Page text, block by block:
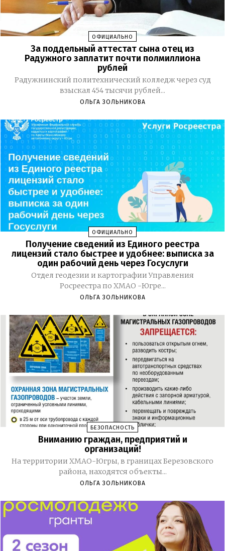
ОФИЦИАЛЬНО
За поддельный аттестат сына отец из
Радужного заплатит почти полмиллиона
рублей
Радужнинский политехнический колледж через суд
взыскал 454 тысячи рублей...
ОЛЬГА ЗОЛЬНИКОВА
ОФИЦИАЛЬНО
Получение сведений из Единого реестра
лицензий стало быстрее и удобнее: выписка за
один рабочий день через Госуслуги
Отдел геодезии и картографии Управления
Росреестра по ХМАО -Югре...
ОЛЬГА ЗОЛЬНИКОВА
БЕЗОПАСНОСТЬ
Вниманию граждан, предприятий и
организаций!
На территории ХМАО-Югры, в границах Березовского
района, находятся объекты...
ОЛЬГА ЗОЛЬНИКОВА